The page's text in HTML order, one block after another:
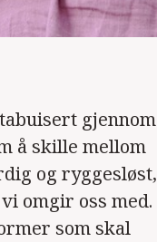
gjennom
å skille mellom
og ryggesløst,
omgir oss med.
som skal